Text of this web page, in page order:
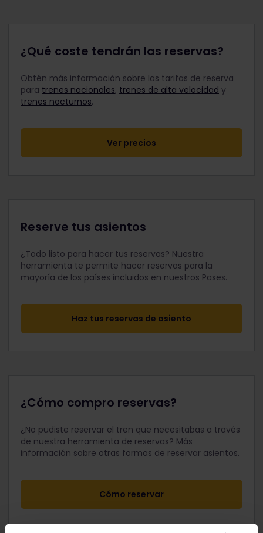
¿Qué coste tendrán las reservas?
Obtén más información sobre las tarifas de reserva
para trenes nacionales, trenes de alta velocidad y
trenes nocturnos.
Ver precios
Reserve tus asientos
¿Todo listo para hacer tus reservas? Nuestra
herramienta te permite hacer reservas para la
mayoría de los países incluidos en nuestros Pases.
Haz tus reservas de asiento
¿Cómo compro reservas?
¿No pudiste reservar el tren que necesitabas a través
de nuestra herramienta de reservas? Más
información sobre otras formas de reservar asientos.
Cómo reservar